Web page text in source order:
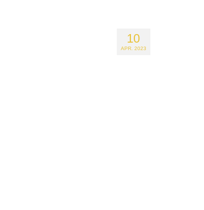
10
APR. 2023